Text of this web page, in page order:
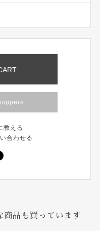
教える
合わせる
商品も買っています